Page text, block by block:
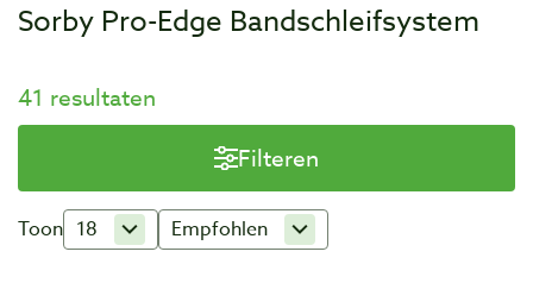
Sorby Pro-Edge Bandschleifsystem
41 resultaten
Filteren
Toon 18 Empfohlen